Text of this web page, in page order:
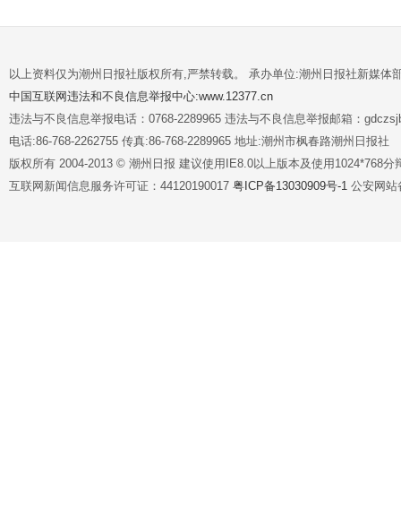
以上资料仅为潮州日报社版权所有,严禁转载。 承办单位:潮州日报社新媒体
中国互联网违法和不良信息举报中心:www.12377.cn
违法与不良信息举报电话：0768-2289965 违法与不良信息举报邮箱：
电话:86-768-2262755 传真:86-768-2289965 地址:潮州市枫春路潮州日报社
版权所有 2004-2013 © 潮州日报 建议使用IE8.0以上版本及使用1024*768分
互联网新闻信息服务许可证：44120190017 粤ICP备13030909号-1 公安网站